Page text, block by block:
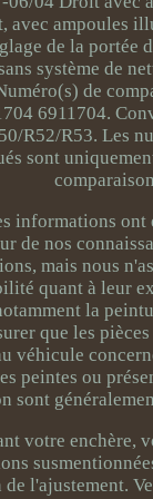
avec ampoules
de la portée
système de
de
6911704.
R52/R53. Les
sont
informations ont
de nos
mais nous
quant à leur
la
que les
véhicule
peintes ou
sont
votre enchère,
l'ajustement.